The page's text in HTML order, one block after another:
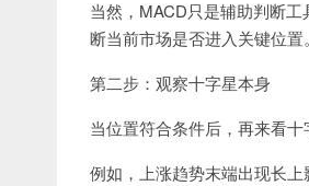
当然，MACD只是辅助判断
断当前市场是否进入关键位置
第二步：观察十字星本身
当位置符合条件后，再来看
例如，上涨趋势末端出现长